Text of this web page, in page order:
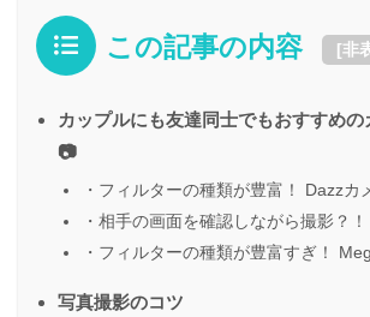
この記事の内容 [非
カップルにも友達同士でもおすすめの
📷
・フィルターの種類が豊富！ Dazzカ
・相手の画面を確認しながら撮影？
・フィルターの種類が豊富すぎ！
写真撮影のコツ